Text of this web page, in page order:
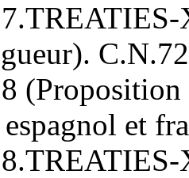
(Proposition
et